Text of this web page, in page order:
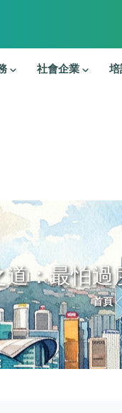
社會企業
道：最怕
導
首頁